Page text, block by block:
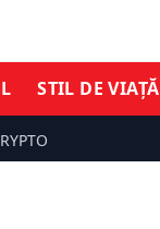
STIL DE VIAȚĂ